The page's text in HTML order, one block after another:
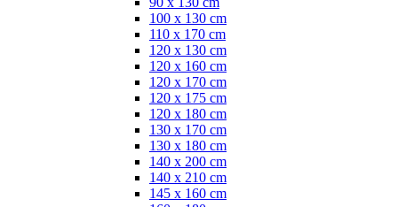
100 x 130 cm
110 x 170 cm
120 x 130 cm
120 x 160 cm
120 x 170 cm
120 x 175 cm
120 x 180 cm
130 x 170 cm
130 x 180 cm
140 x 200 cm
140 x 210 cm
145 x 160 cm